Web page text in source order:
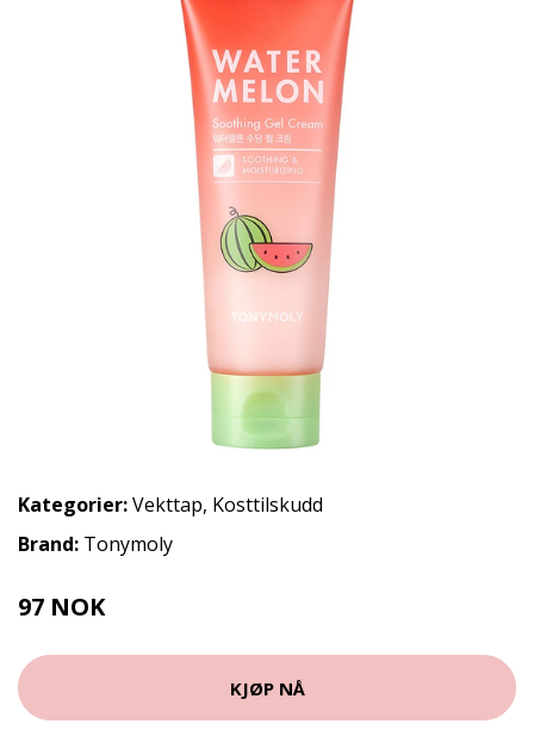
Kategorier:Vekttap, Kosttilskudd
Brand: Tonymoly
97 NOK
KJØP NÅ